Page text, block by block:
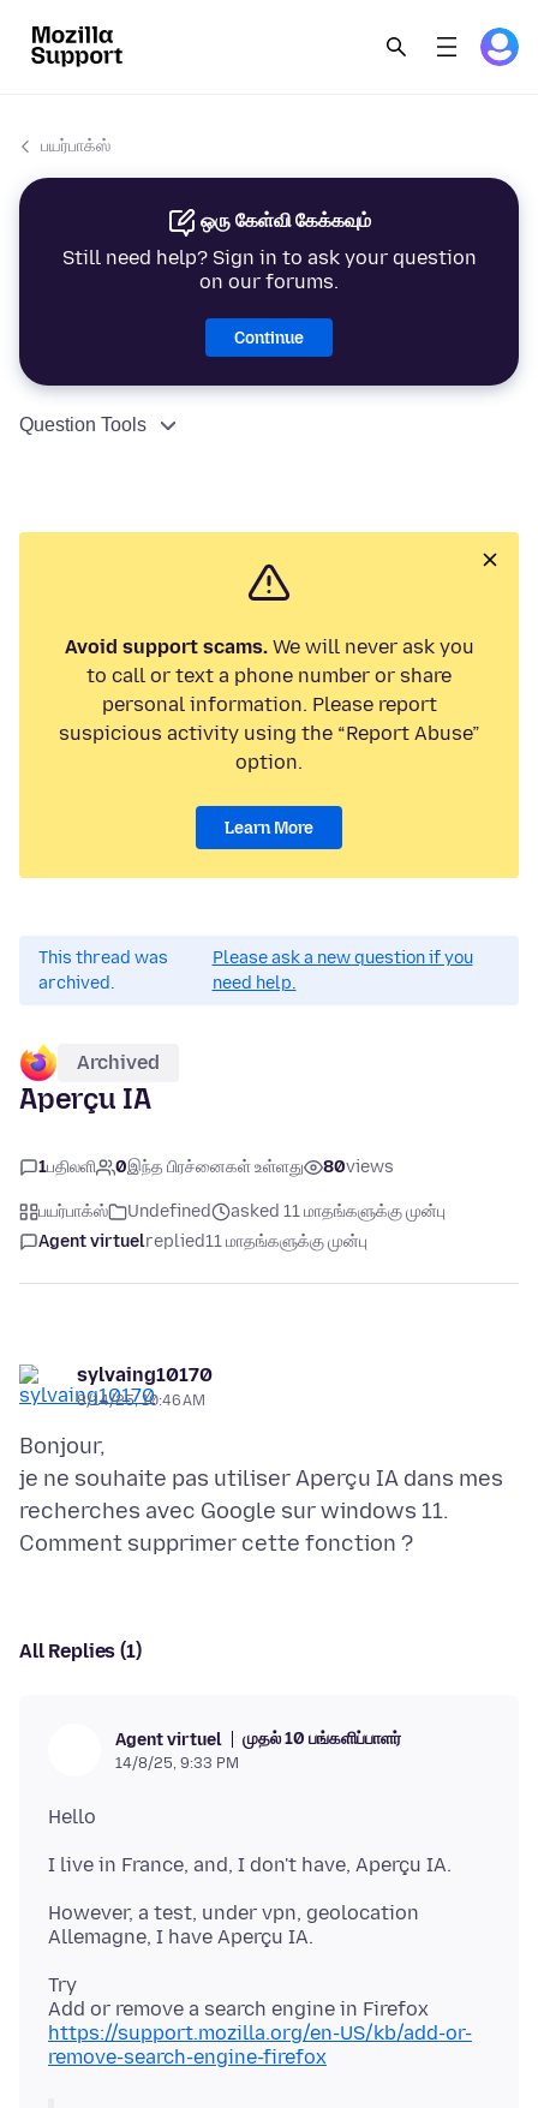
பயர்பாக்ஸ்
ஒரு கேள்வி கேக்கவும்
Still need help? Sign in to ask your question
on our forums.
Continue
Question Tools
Avoid support scams.We will never ask you
to call or text a phone number or share
personal information. Please report
suspicious activity using the “Report Abuse”
option.
Learn More
This thread was
archived.
Please ask a new question if you
need help.
Archived
Aperçu IA
1பதிலளி 0இந்த பிரச்னைகள் உள்ளது 80views
பயர்பாக்ஸ் Undefined
asked 11 மாதங்களுக்கு முன்பு
Agent virtuelreplied11 மாதங்களுக்கு முன்பு
sylvaing10170
8/14/25, 10:46 AM
Bonjour,
je ne souhaite pas utiliser Aperçu IA dans mes
recherches avec Google sur windows 11.
All Replies (1)
Agent virtuel முதல் 10 பங்களிப்பாளர்
14/8/25, 9:33 PM
However, a test, under vpn, geolocation
Try
https://support.mozilla.org/en-US/kb/add-or-
remove-search-engine-firefox